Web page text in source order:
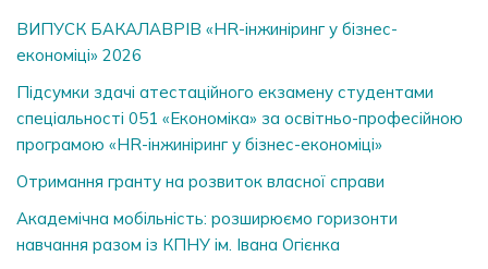
ВИПУСК БАКАЛАВРІВ «HR-інжиніринг у бізнес-
економіці» 2026
Підсумки здачі атестаційного екзамену студентами
спеціальності 051 «Економіка» за освітньо-професійною
програмою «HR-інжиніринг у бізнес-економіці»
Отримання гранту на розвиток власної справи
Академічна мобільність: розширюємо горизонти
навчання разом із КПНУ ім. Івана Огієнка